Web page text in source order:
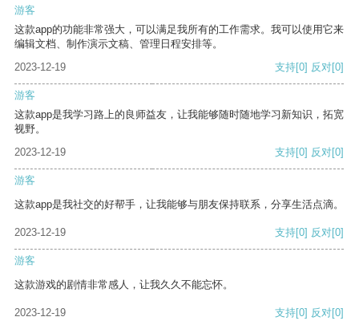
游客
这款app的功能非常强大，可以满足我所有的工作需求。我可以使用它来
编辑文档、制作演示文稿、管理日程安排等。
2023-12-19
支持[0] 反对[0]
游客
这款app是我学习路上的良师益友，让我能够随时随地学习新知识，拓宽
视野。
2023-12-19
支持[0] 反对[0]
游客
这款app是我社交的好帮手，让我能够与朋友保持联系，分享生活点滴。
2023-12-19 支持[0] 反对[0]
游客
这款游戏的剧情非常感人，让我久久不能忘怀。
2023-12-19 支持[0] 反对[0]